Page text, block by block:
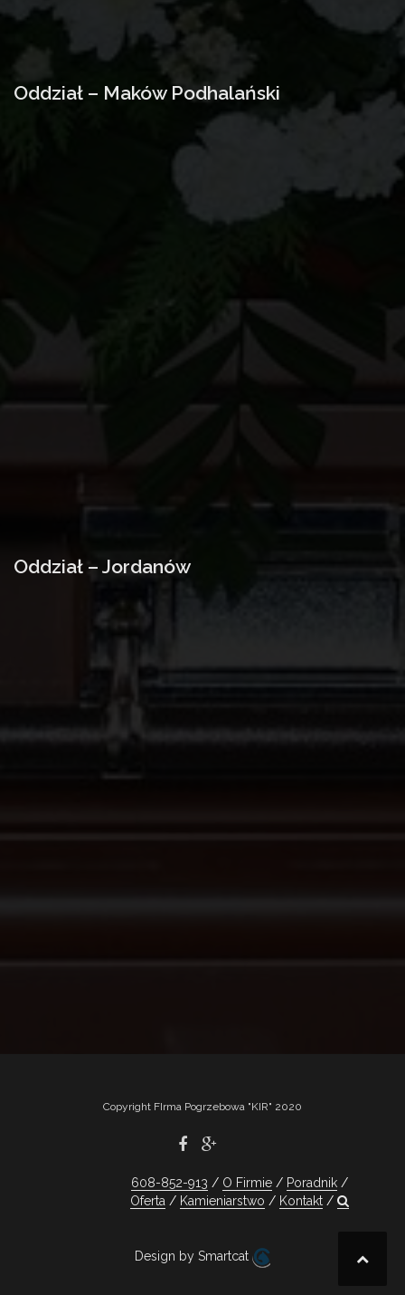
Oddział – Maków Podhalański
Oddział – Jordanów
Copyright FIrma Pogrzebowa "KIR" 2020
608-852-913 O Firmie
Poradnik
Oferta
Kamieniarstwo Kontakt
Design by Smartcat